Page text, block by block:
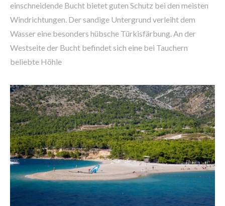
einschneidende Bucht bietet guten Schutz bei den meisten
Windrichtungen. Der sandige Untergrund verleiht dem
Wasser eine besonders hübsche Türkisfärbung. An der
Westseite der Bucht befindet sich eine bei Tauchern
beliebte Höhle